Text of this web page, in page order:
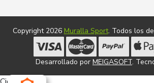
Copyright 2026 Muralla Sport. Todos los
Desarrollado por MEIGASOFT.